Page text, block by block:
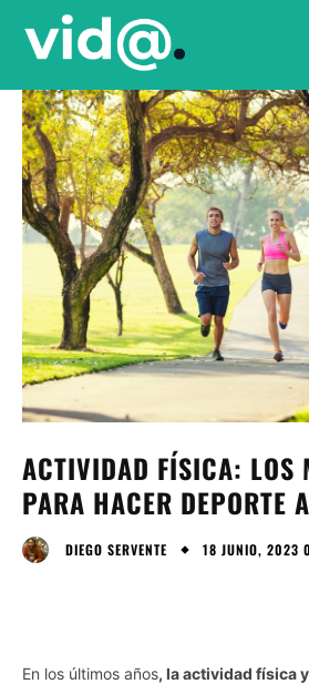
ACTIVIDAD FÍSICA: LOS
PARA HACER DEPORTE
DIEGO SERVENTE 18 JUNIO, 2023
En los últimos años, la actividad física